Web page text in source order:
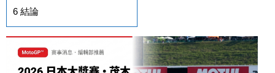
6 結論